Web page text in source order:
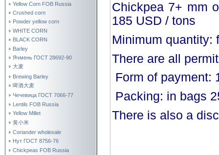
Yellow Corn FOB Russia
Crushed corn
Powder yellow corn
WHITE CORN
BLACK CORN
Barley
Ячмень ГОСТ 28692-90
大麦
Brewing Barley
啤酒大麦
Чечевица ГОСТ 7066-77
Lentils FOB Russia
Yellow Millet
黄小米
Coriander wholesale
Нут ГОСТ 8756-76
Chickpeas FOB Russia
Chickpea 7+ mm
185 USD / tons
Minimum quantity:
There are all
Form of payment:
Packing: in bags
There is also a